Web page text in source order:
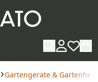
Gartengeräte &